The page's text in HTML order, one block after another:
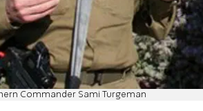
Commander Sami Turgeman